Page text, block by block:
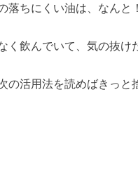
落ちにくい油は、なんと
く飲んでいて、気の抜け
の活用法を読めばきっと